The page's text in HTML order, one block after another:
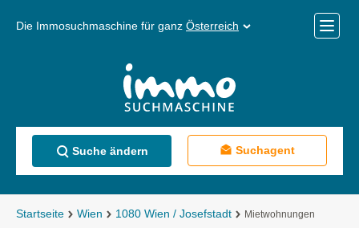
Die Immosuchmaschine für ganz Österreich
Menü
Suche ändern Suchagent
Startseite Wien 1080 Wien / Josefstadt
Mietwohnungen